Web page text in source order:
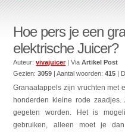
Hoe pers je een
elektrische Juicer?
Auteur:vivajuicer| ViaArtikel Post
Gezien:3059 | Aantal woorden:415 |
Granaatappels zijn vruchten met
honderden kleine rode
gegeten worden. Het is
gebruiken, alleen moet je